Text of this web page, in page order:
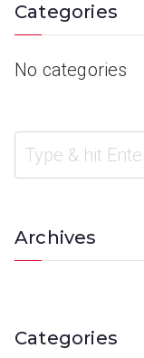
Categories
No categories
Archives
Categories